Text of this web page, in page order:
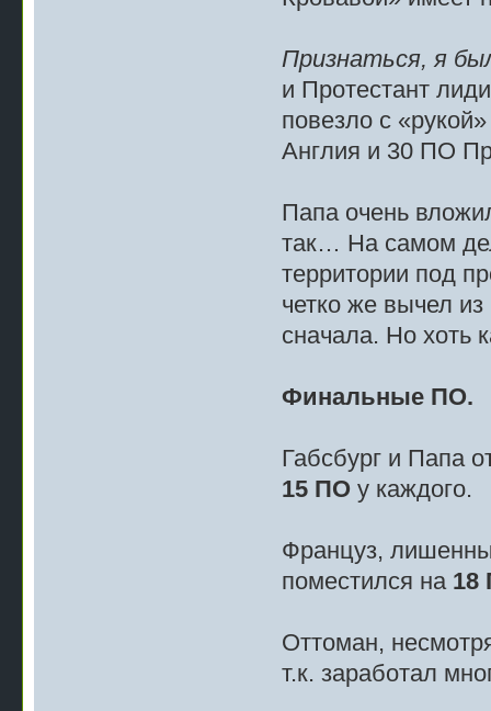
Признаться, я
и Протестант
повезло с
Англия и 30 ПО
Папа очень
так… На самом
территории под
четко же вычел
сначала. Но хоть
Финальные ПО.
Габсбург и Папа
15 ПОу каждого.
Француз,
поместился на 18
Оттоман,
т.к. заработал